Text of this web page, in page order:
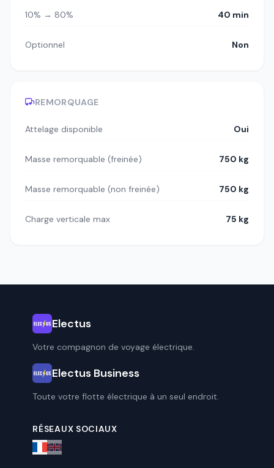
10% → 80% 40 min
Optionnel Non
REMORQUAGE
Attelage disponible Oui
Masse remorquable (freinée) 750 kg
Masse remorquable (non freinée) 750 kg
Charge verticale max 75 kg
Electus
Votre compagnon de voyage électrique.
Electus Business
Toute votre flotte électrique à un seul endroit.
RÉSEAUX SOCIAUX